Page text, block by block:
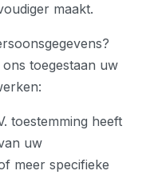
maakt.
toegestaan uw
toestemming heeft
uw
meer specifieke